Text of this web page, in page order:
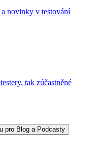
novinky v testování
tak zúčastněné
pro Blog a Podcasty